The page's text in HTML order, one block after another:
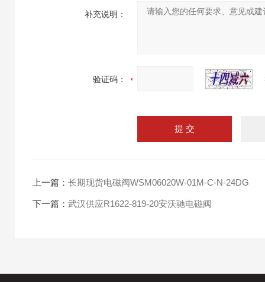
补充说明：
验证码：
上一篇： 长期现货电磁阀WSM06020W-01M-C-N-24DG
下一篇： 武汉供应R1622-819-20安沃驰电磁阀